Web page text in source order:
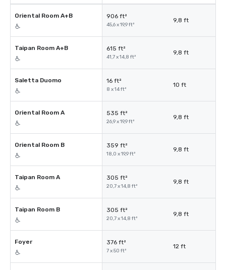
Oriental Room A+B 906 ft²
45,6 x 19,9 ft²
9,8 ft
Taipan Room A+B 615 ft²
41,7 x 14,8 ft²
9,8 ft
Saletta Duomo 16 ft²
8 x 14 ft²
10 ft
Oriental Room A 535 ft²
26,9 x 19,9 ft²
9,8 ft
Oriental Room B 359 ft²
18,0 x 19,9 ft²
9,8 ft
Taipan Room A 305 ft²
20,7 x 14,8 ft²
9,8 ft
Taipan Room B 305 ft²
20,7 x 14,8 ft²
9,8 ft
Foyer 376 ft²
7 x 50 ft²
12 ft